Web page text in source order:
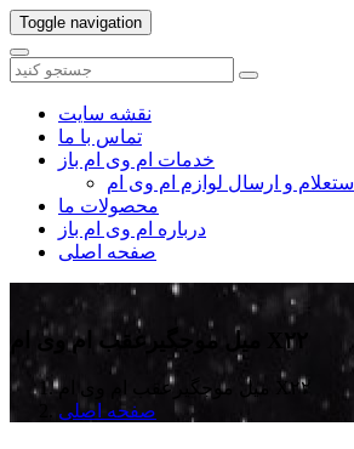
Toggle navigation
نقشه سایت
تماس با ما
خدمات ام وی ام باز
استعلام و ارسال لوازم ام وی ام
محصولات ما
درباره ام وی ام باز
صفحه اصلی
میل موجگیرعقب ام وی ام X۲۲
میل موجگیرعقب ام وی ام X۲۲
صفحه اصلی